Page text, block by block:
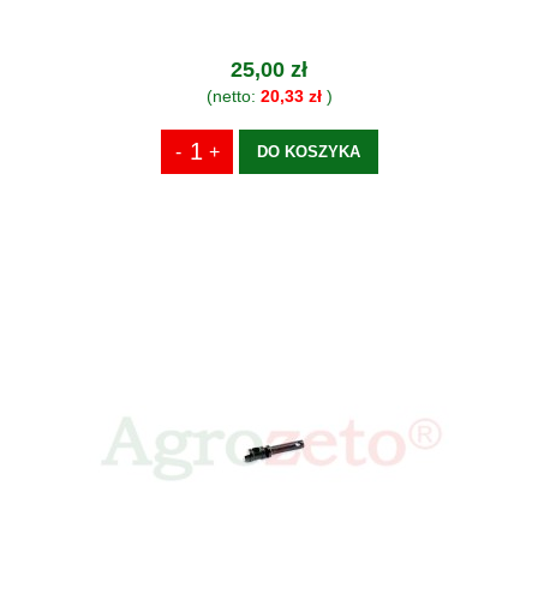
25,00 zł
(netto: 20,33 zł)
DO KOSZYKA